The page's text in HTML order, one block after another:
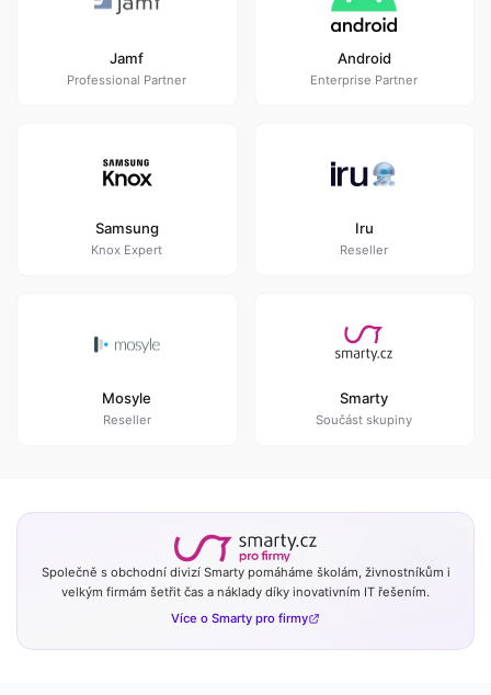
Jamf
Professional Partner
Android
Enterprise Partner
Samsung
Knox Expert
Iru
Reseller
Mosyle
Reseller
Smarty
Součást skupiny
Společně s obchodní divizí Smarty pomáháme školám, živnostníkům i
velkým firmám šetřit čas a náklady díky inovativním IT řešením.
Více o Smarty pro firmy